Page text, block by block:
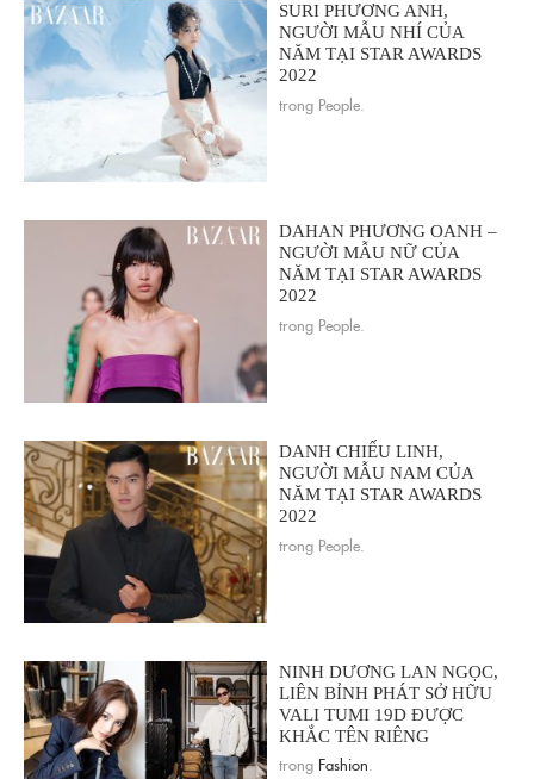
SURI PHƯƠNG ANH,
NGƯỜI MẪU NHÍ CỦA
NĂM TẠI STAR AWARDS
2022
trong People.
DAHAN PHƯƠNG OANH –
NGƯỜI MẪU NỮ CỦA
NĂM TẠI STAR AWARDS
2022
trong People.
DANH CHIẾU LINH,
NGƯỜI MẪU NAM CỦA
NĂM TẠI STAR AWARDS
2022
trong People.
NINH DƯƠNG LAN NGỌC,
LIÊN BỈNH PHÁT SỞ HỮU
VALI TUMI 19D ĐƯỢC
KHẮC TÊN RIÊNG
trong Fashion